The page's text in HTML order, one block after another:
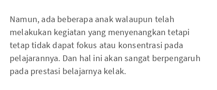
Namun, ada beberapa anak walaupun telah
melakukan kegiatan yang menyenangkan tetapi
tetap tidak dapat fokus atau konsentrasi pada
pelajarannya. Dan hal ini akan sangat berpengaruh
pada prestasi belajarnya kelak.